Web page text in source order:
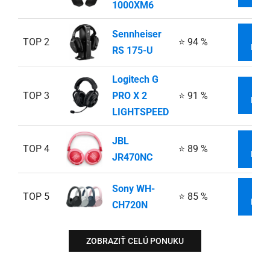
1000XM6
TOP 2
Sennheiser
RS 175-U
⭐ 94 %
TOP 3
Logitech G
PRO X 2
LIGHTSPEED
⭐ 91 %
TOP 4
JBL
JR470NC
⭐ 89 %
TOP 5
Sony WH-
CH720N
⭐ 85 %
ZOBRAZIŤ CELÚ PONUKU